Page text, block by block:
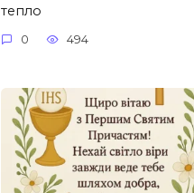
тепло
0 494